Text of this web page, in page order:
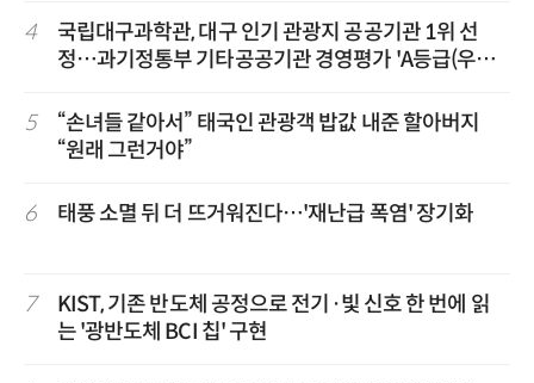
4
국립대구과학관, 대구 인기 관광지 공공기관 1위 선
정…과기정통부 기타공공기관 경영평가 'A등급(우수)'
5
“손녀들 같아서” 태국인 관광객 밥값 내준 할아버지
“원래 그런거야”
6 태풍 소멸 뒤 더 뜨거워진다…'재난급 폭염' 장기화
7
KIST, 기존 반도체 공정으로 전기·빛 신호 한 번에 읽
는 '광반도체 BCI 칩' 구현